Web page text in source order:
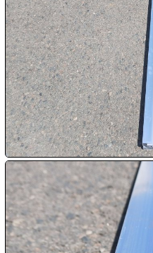

09.08:

09.08:

09.08:
10.08: